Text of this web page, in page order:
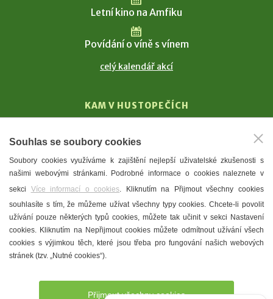
Letní kino na Amfiku
Povídání o víně s vínem
celý kalendář akcí
KAM V HUSTOPEČÍCH
T. G. Masaryk
Mandloně
Ubytování
Restaurace
Městské muzeum a galerie
Denní meníčka
Souhlas se soubory cookies
Soubory cookies využíváme k zajištění nejlepší uživatelské zkušenosti s
našimi webovými stránkami. Podrobné informace o cookies naleznete v
sekci Více informací o cookies. Kliknutím na Přijmout všechny cookies
souhlasíte s tím, že můžeme užívat všechny typy cookies. Chcete-li povolit
užívání pouze některých typů cookies, můžete tak učinit v sekci Nastavení
cookies. Kliknutím na Nepřijmout cookies můžete odmítnout užívání všech
cookies s výjimkou těch, které jsou třeba pro fungování našich webových
stránek (tzv. „Nutné cookies“).
Přijmout všechny cookies